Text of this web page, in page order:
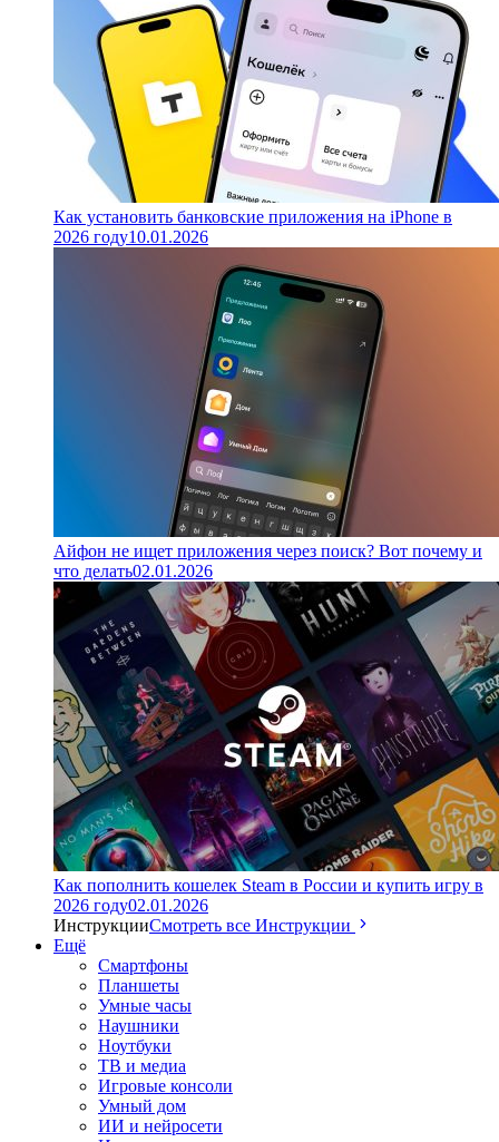
Как установить банковские приложения на iPhone в
2026 году10.01.2026
Айфон не ищет приложения через поиск? Вот почему и
что делать02.01.2026
Как пополнить кошелек Steam в России и купить игру в
2026 году02.01.2026
ИнструкцииСмотреть все Инструкции
Ещё
Смартфоны
Планшеты
Умные часы
Наушники
Ноутбуки
ТВ и медиа
Игровые консоли
Умный дом
ИИ и нейросети